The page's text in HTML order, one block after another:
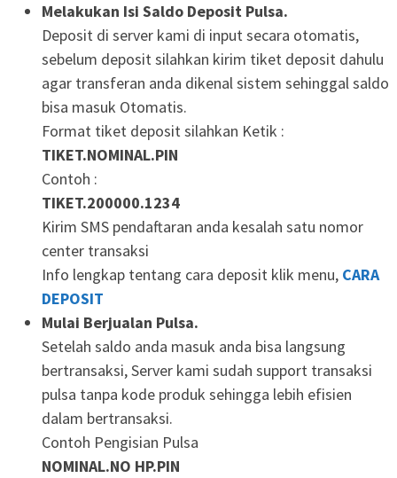
Melakukan Isi Saldo Deposit Pulsa.
Deposit di server kami di input secara otomatis,
sebelum deposit silahkan kirim tiket deposit dahulu
agar transferan anda dikenal sistem sehinggal saldo
bisa masuk Otomatis.
Format tiket deposit silahkan Ketik :
TIKET.NOMINAL.PIN
Contoh :
TIKET.200000.1234
Kirim SMS pendaftaran anda kesalah satu nomor
center transaksi
Info lengkap tentang cara deposit klik menu, CARA
DEPOSIT
Mulai Berjualan Pulsa.
Setelah saldo anda masuk anda bisa langsung
bertransaksi, Server kami sudah support transaksi
pulsa tanpa kode produk sehingga lebih efisien
dalam bertransaksi.
Contoh Pengisian Pulsa
NOMINAL.NO HP.PIN